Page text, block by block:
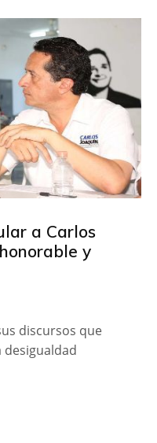
a Carlos
y
discursos que